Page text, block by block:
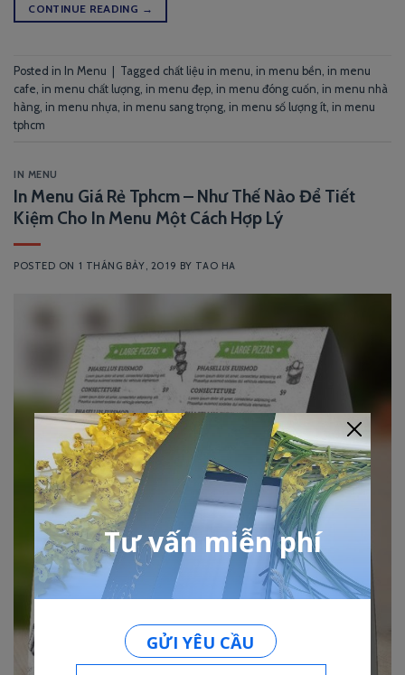
CONTINUE READING →
Posted in In Menu Tagged chất liệu in menu in menu bền in menu
cafe in menu chất lượng in menu đẹp in menu đóng cuốn in menu nhà
hàng in menu nhựa in menu sang trọng in menu số lượng ít in menu
tphcm
IN MENU
In Menu Giá Rẻ Tphcm – Như Thế Nào Để Tiết
Kiệm Cho In Menu Một Cách Hợp Lý
POSTED ON 1 THÁNG BẢY, 2019 BY TAO HA